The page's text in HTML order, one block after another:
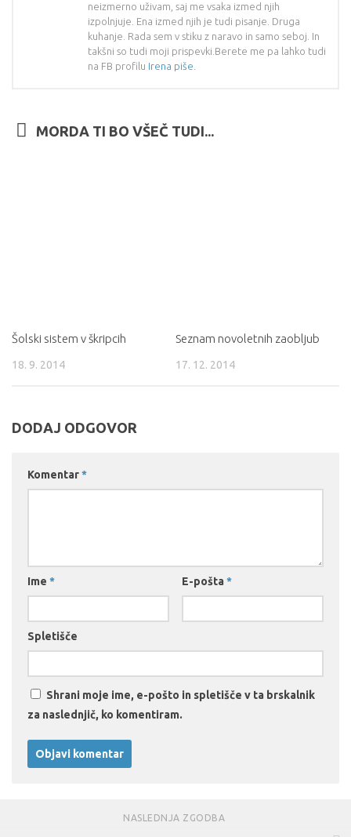
neizmerno uživam, saj me vsaka izmed njih
izpolnjuje. Ena izmed njih je tudi pisanje. Druga
kuhanje. Rada sem v stiku z naravo in samo seboj. In
takšni so tudi moji prispevki.Berete me pa lahko tudi
na FB profilu Irena piše
MORDA TI BO VŠEČ TUDI...
Šolski sistem v škripcih
18. 9. 2014
Seznam novoletnih zaobljub
17. 12. 2014
DODAJ ODGOVOR
Komentar*
Ime * E-pošta *
Spletišče
Shrani moje ime, e-pošto in spletišče v ta brskalnik
za naslednjič, ko komentiram.
NASLEDNJA ZGODBA